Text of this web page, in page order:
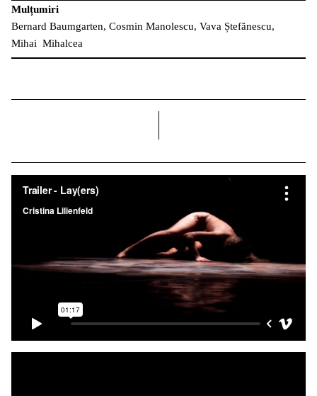
Mulțumiri
Bernard Baumgarten, Cosmin Manolescu, Vava Ștefănescu,
Mihai Mihalcea